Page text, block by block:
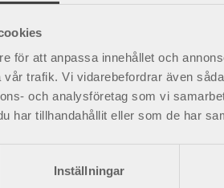
för att anpassa innehållet och
trafik. Vi vidarebefordrar även
och analysföretag som vi
har tillhandahållit eller som de har
Inställningar
Foglossning vid graviditet
När man är gravid ökar
inför förlossningen. Detta kallas